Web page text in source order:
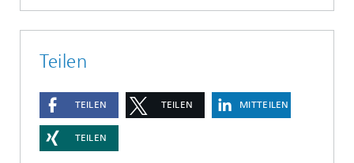
Teilen
TEILEN TEILEN MITTEILEN
TEILEN